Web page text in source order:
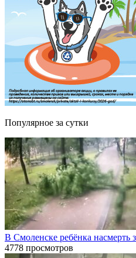
Популярное за сутки
В Смоленске ребёнка насмерть
4778 просмотров